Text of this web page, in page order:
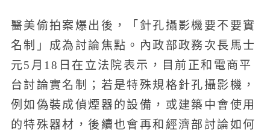
醫美偷拍案爆出後，「針孔攝影機要不要實
名制」成為討論焦點。內政部政務次長馬士
元5月18日在立法院表示，目前正和電商平
台討論實名制；若是特殊規格針孔攝影機，
例如偽裝成偵煙器的設備，或建築中會使用
的特殊器材，後續也會再和經濟部討論如何